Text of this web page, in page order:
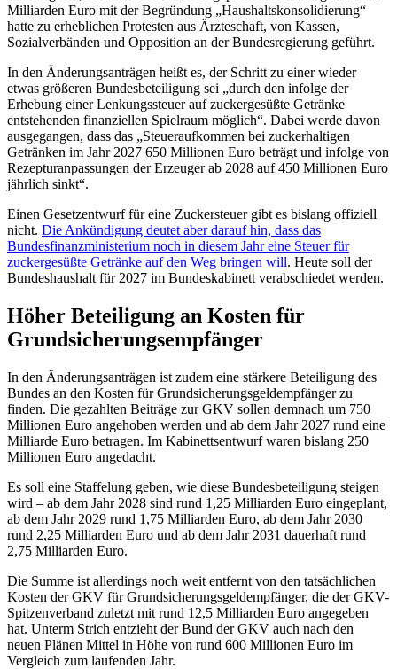
Milliarden Euro mit der Begründung „Haushaltskonsolidierung“
hatte zu erheblichen Protesten aus Ärzteschaft, von Kassen,
Sozialverbänden und Opposition an der Bundesregierung geführt.
In den Änderungsanträgen heißt es, der Schritt zu einer wieder
etwas größeren Bundesbeteiligung sei „durch den infolge der
Erhebung einer Lenkungssteuer auf zuckergesüßte Getränke
entstehenden finanziellen Spielraum möglich“. Dabei werde davon
ausgegangen, dass das „Steueraufkommen bei zuckerhaltigen
Getränken im Jahr 2027 650 Millionen Euro beträgt und infolge von
Rezepturanpassungen der Erzeuger ab 2028 auf 450 Millionen Euro
jährlich sinkt“.
Einen Gesetzentwurf für eine Zuckersteuer gibt es bislang offiziell
nicht. Die Ankündigung deutet aber darauf hin, dass das
Bundesfinanzministerium noch in diesem Jahr eine Steuer für
zuckergesüßte Getränke auf den Weg bringen will. Heute soll der
Bundeshaushalt für 2027 im Bundeskabinett verabschiedet werden.
Höher Beteiligung an Kosten für
Grundsicherungsempfänger
In den Änderungsanträgen ist zudem eine stärkere Beteiligung des
Bundes an den Kosten für Grundsicherungsgeldempfänger zu
finden. Die gezahlten Beiträge zur GKV sollen demnach um 750
Millionen Euro angehoben werden und ab dem Jahr 2027 rund eine
Milliarde Euro betragen. Im Kabinettsentwurf waren bislang 250
Millionen Euro angedacht.
Es soll eine Staffelung geben, wie diese Bundesbeteiligung steigen
wird – ab dem Jahr 2028 sind rund 1,25 Milliarden Euro eingeplant,
ab dem Jahr 2029 rund 1,75 Milliarden Euro, ab dem Jahr 2030
rund 2,25 Milliarden Euro und ab dem Jahr 2031 dauerhaft rund
2,75 Milliarden Euro.
Die Summe ist allerdings noch weit entfernt von den tatsächlichen
Kosten der GKV für Grundsicherungsgeldempfänger, die der GKV-
Spitzenverband zuletzt mit rund 12,5 Milliarden Euro angegeben
hat. Unterm Strich entzieht der Bund der GKV auch nach den
neuen Plänen Mittel in Höhe von rund 600 Millionen Euro im
Vergleich zum laufenden Jahr.